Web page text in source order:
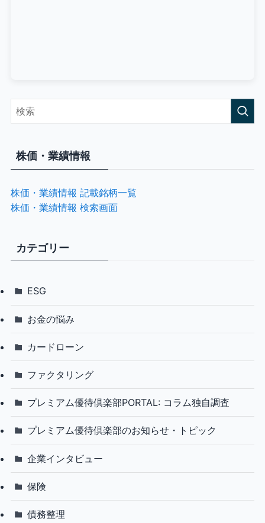
株価・業績情報
株価・業績情報 記載銘柄一覧
株価・業績情報 検索画面
カテゴリー
ESG
お金の悩み
カードローン
ファクタリング
プレミアム優待倶楽部PORTAL: コラム独自調査
プレミアム優待倶楽部のお知らせ・トピック
企業インタビュー
保険
債務整理